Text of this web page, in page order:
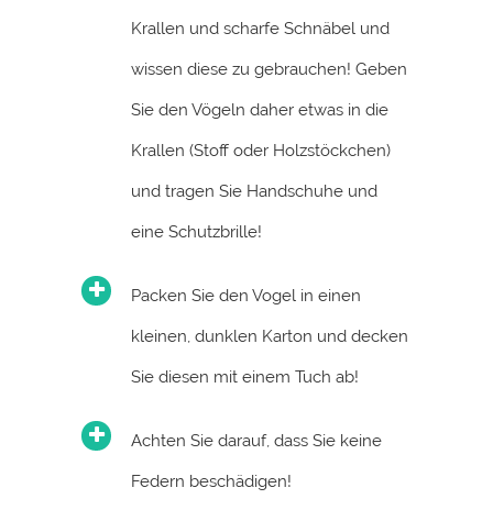
Krallen und scharfe Schnäbel und
wissen diese zu gebrauchen! Geben
Sie den Vögeln daher etwas in die
Krallen (Stoff oder Holzstöckchen)
und tragen Sie Handschuhe und
eine Schutzbrille!
Packen Sie den Vogel in einen
kleinen, dunklen Karton und decken
Sie diesen mit einem Tuch ab!
Achten Sie darauf, dass Sie keine
Federn beschädigen!